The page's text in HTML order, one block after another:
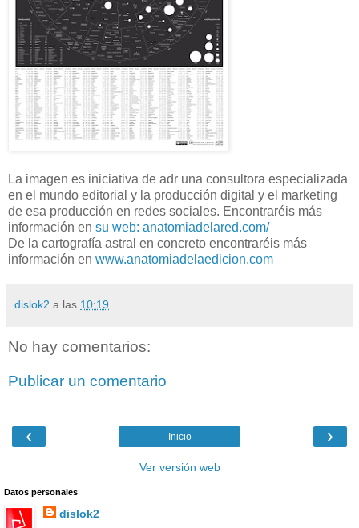
La imagen es iniciativa de adr una consultora especializada
en el mundo editorial y la producción digital y el marketing
de esa producción en redes sociales. Encontraréis más
información en su web: anatomiadelared.com/
De la cartografía astral en concreto encontraréis más
información en www.anatomiadelaedicion.com
dislok2 a las 10:19
No hay comentarios:
Publicar un comentario
‹ ›
Inicio
Ver versión web
Datos personales
dislok2